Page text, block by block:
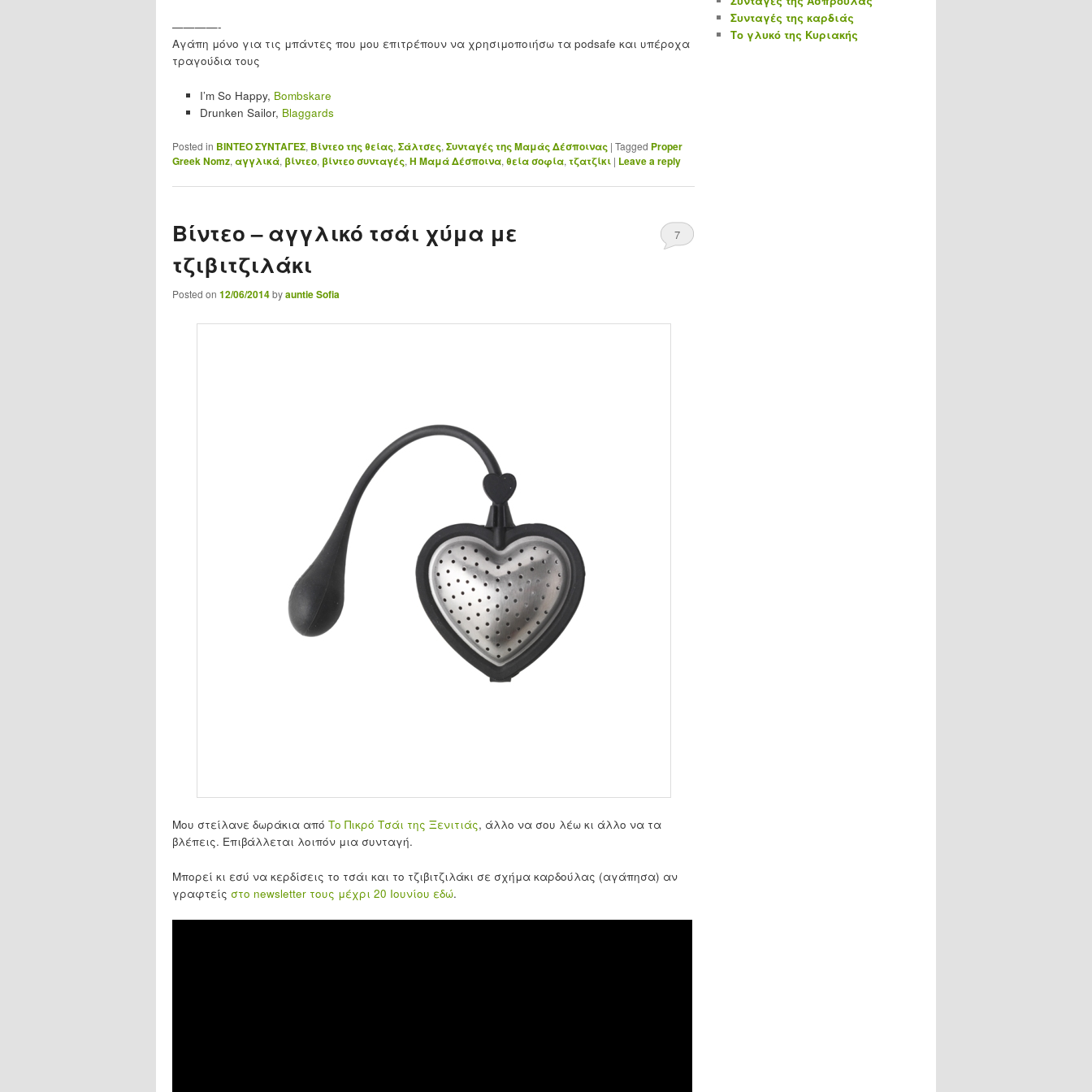
————-
Αγάπη μόνο για τις μπάντες που μου επιτρέπουν να χρησιμοποιήσω τα podsafe και υπέροχα
τραγούδια τους
I’m So Happy, Bombskare
Drunken Sailor, Blaggards
Posted in ΒΙΝΤΕΟ ΣΥΝΤΑΓΕΣ, Βίντεο της θείας, Σάλτσες, Συνταγές της Μαμάς Δέσποινας | Tagged Proper
Greek Nomz, αγγλικά, βίντεο, βίντεο συνταγές, Η Μαμά Δέσποινα, θεία σοφία, τζατζίκι | Leave a reply
Βίντεο – αγγλικό τσάι χύμα με
τζιβιτζιλάκι
Posted on 12/06/2014byauntie Sofia
7
Μου στείλανε δωράκια από Το Πικρό Τσάι της Ξενιτιάς, άλλο να σου λέω κι άλλο να τα
βλέπεις. Επιβάλλεται λοιπόν μια συνταγή.
Μπορεί κι εσύ να κερδίσεις το τσάι και το τζιβιτζιλάκι σε σχήμα καρδούλας (αγάπησα) αν
γραφτείς στο newsletter τους μέχρι 20 Ιουνίου εδώ.
Συνταγές της καρδιάς
Το γλυκό της Κυριακής